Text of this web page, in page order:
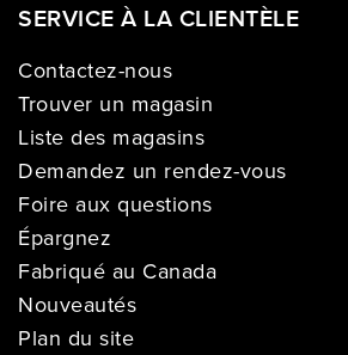
SERVICE À LA CLIENTÈLE
Contactez-nous
Trouver un magasin
Liste des magasins
Demandez un rendez-vous
Foire aux questions
Épargnez
Fabriqué au Canada
Nouveautés
Plan du site